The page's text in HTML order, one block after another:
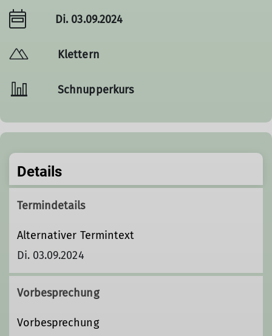
Di. 03.09.2024
Klettern
Schnupperkurs
Details
Termindetails
Alternativer Termintext
Di. 03.09.2024
Vorbesprechung
Vorbesprechung